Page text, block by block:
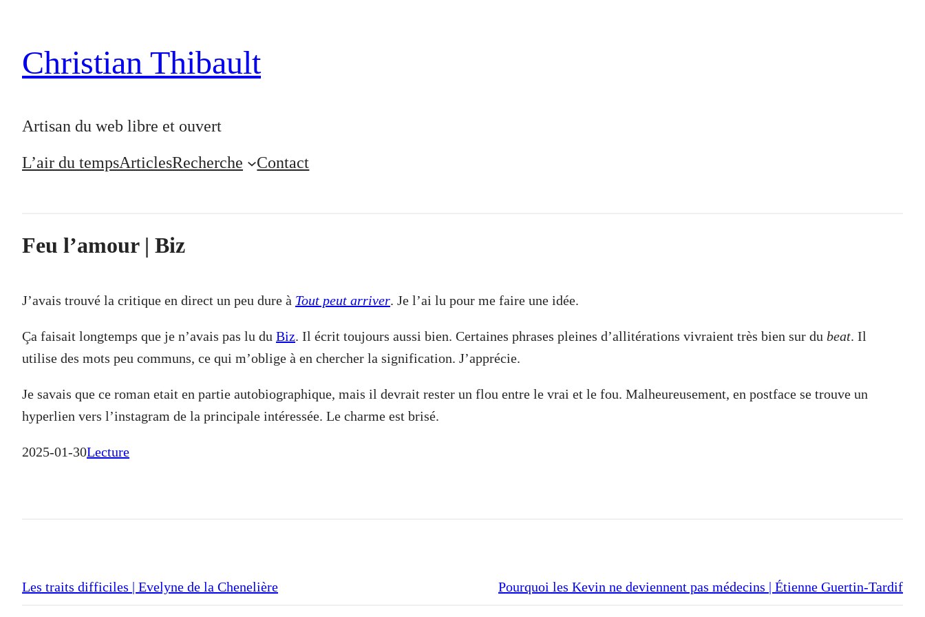
Christian Thibault
Artisan du web libre et ouvert
L’air du tempsArticlesRecherche Contact
Feu l’amour | Biz
J’avais trouvé la critique en direct un peu dure à Tout peut arriver. Je l’ai lu pour me faire une idée.
Ça faisait longtemps que je n’avais pas lu du Biz. Il écrit toujours aussi bien. Certaines phrases pleines d’allitérations vivraient très bien sur du beat. Il
utilise des mots peu communs, ce qui m’oblige à en chercher la signification. J’apprécie.
Je savais que ce roman etait en partie autobiographique, mais il devrait rester un flou entre le vrai et le fou. Malheureusement, en postface se trouve un
hyperlien vers l’instagram de la principale intéressée. Le charme est brisé.
2025-01-30Lecture
Les traits difficiles | Evelyne de la Chenelière Pourquoi les Kevin ne deviennent pas médecins | Étienne Guertin-Tardif